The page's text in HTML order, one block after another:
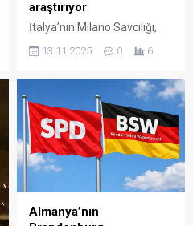
araştırıyor
İtalya’nın Milano Savcılığı,
Bosna Savaşı sırasında
Saraybosna’ya “eğlence
iddia edilen İtalyanlar
hakkında “kasten
ağırlaştırılmış öldürme”
suçlamasıyla soruşturma
başlattı. Bazı zengin
İtalyanların, savaş sırasında
kenti kuşatma altında tutan
Sırp askerlere ödedikleri
para karşılığı, “eğlence
13.11.2025 0 6
Almanya’nın